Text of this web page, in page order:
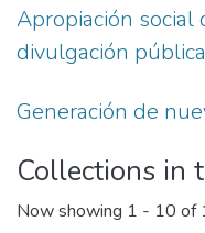
Apropiación social
divulgación
Generación de
Collections in
Now showing 1 - 10 of